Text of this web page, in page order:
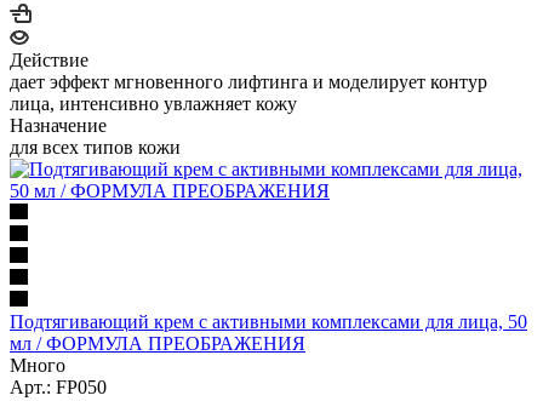
Действие
дает эффект мгновенного лифтинга и моделирует контур
лица, интенсивно увлажняет кожу
Назначение
для всех типов кожи
Подтягивающий крем с активными комплексами для лица, 50
мл / ФОРМУЛА ПРЕОБРАЖЕНИЯ
Много
Арт.: FP050